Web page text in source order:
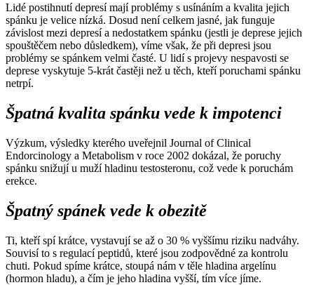
Lidé postihnutí depresí mají problémy s usínáním a kvalita jejich
spánku je velice nízká. Dosud není celkem jasné, jak funguje
závislost mezi depresí a nedostatkem spánku (jestli je deprese jejich
spouštěčem nebo důsledkem), víme však, že při depresi jsou
problémy se spánkem velmi časté. U lidí s projevy nespavosti se
deprese vyskytuje 5-krát častěji než u těch, kteří poruchami spánku
netrpí.
Špatná kvalita spánku vede k impotenci
Výzkum, výsledky kterého uveřejnil Journal of Clinical
Endorcinology a Metabolism v roce 2002 dokázal, že poruchy
spánku snižují u muží hladinu testosteronu, což vede k poruchám
erekce.
Špatný spánek vede k obezitě
Ti, kteří spí krátce, vystavují se až o 30 % vyššímu riziku nadváhy.
Souvisí to s regulací peptidů, které jsou zodpovědné za kontrolu
chuti. Pokud spíme krátce, stoupá nám v těle hladina argelínu
(hormon hladu), a čím je jeho hladina vyšší, tím více jíme.